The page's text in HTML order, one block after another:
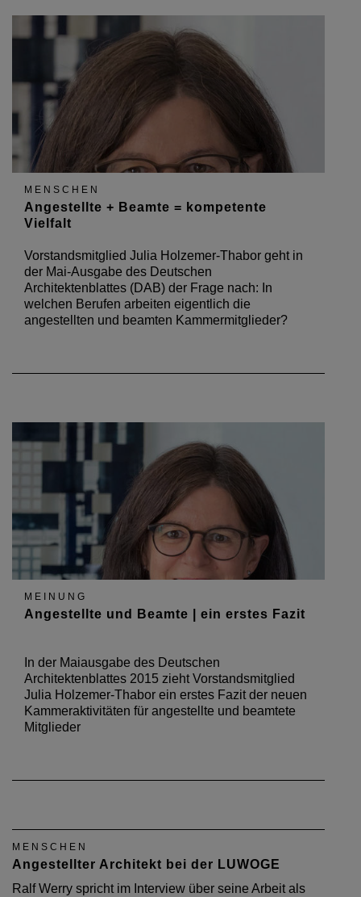
MENSCHEN
Angestellte + Beamte = kompetente
Vielfalt
Vorstandsmitglied Julia Holzemer-Thabor geht in
der Mai-Ausgabe des Deutschen
Architektenblattes (DAB) der Frage nach: In
welchen Berufen arbeiten eigentlich die
angestellten und beamten Kammermitglieder?
MEINUNG
Angestellte und Beamte | ein erstes Fazit
In der Maiausgabe des Deutschen
Architektenblattes 2015 zieht Vorstandsmitglied
Julia Holzemer-Thabor ein erstes Fazit der neuen
Kammeraktivitäten für angestellte und beamtete
Mitglieder
MENSCHEN
Angestellter Architekt bei der LUWOGE
Ralf Werry spricht im Interview über seine Arbeit als